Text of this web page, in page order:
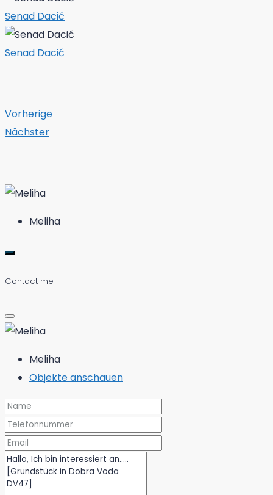
Senad Dacić
Senad Dacić
Vorherige
Nächster
Meliha
Contact me
Meliha
Objekte anschauen